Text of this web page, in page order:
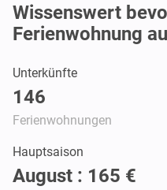
Wissenswert
Ferienwohnung
Unterkünfte
146
Ferienwohnungen
Hauptsaison
August : 165 €